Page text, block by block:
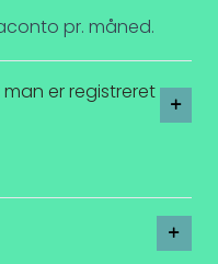
pr. måned.
man er registreret